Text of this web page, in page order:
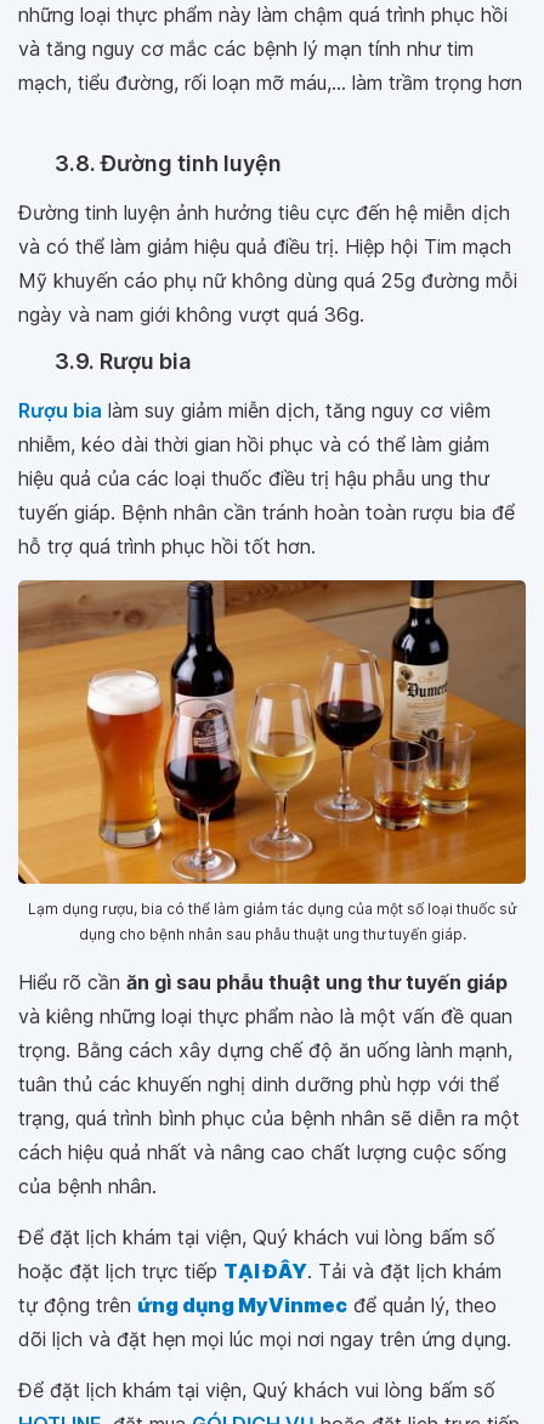
những loại thực phẩm này làm chậm quá trình phục hồi
và tăng nguy cơ mắc các bệnh lý mạn tính như tim
mạch, tiểu đường, rối loạn mỡ máu,... làm trầm trọng hơn
3.8. Đường tinh luyện
Đường tinh luyện ảnh hưởng tiêu cực đến hệ miễn dịch
và có thể làm giảm hiệu quả điều trị. Hiệp hội Tim mạch
Mỹ khuyến cáo phụ nữ không dùng quá 25g đường mỗi
ngày và nam giới không vượt quá 36g.
3.9. Rượu bia
Rượu bia làm suy giảm miễn dịch, tăng nguy cơ viêm
nhiễm, kéo dài thời gian hồi phục và có thể làm giảm
hiệu quả của các loại thuốc điều trị hậu phẫu ung thư
tuyến giáp. Bệnh nhân cần tránh hoàn toàn rượu bia để
hỗ trợ quá trình phục hồi tốt hơn.
Lạm dụng rượu, bia có thể làm giảm tác dụng của một số loại thuốc sử
dụng cho bệnh nhân sau phẫu thuật ung thư tuyến giáp.
Hiểu rõ cần ăn gì sau phẫu thuật ung thư tuyến giáp
và kiêng những loại thực phẩm nào là một vấn đề quan
trọng. Bằng cách xây dựng chế độ ăn uống lành mạnh,
tuân thủ các khuyến nghị dinh dưỡng phù hợp với thể
trạng, quá trình bình phục của bệnh nhân sẽ diễn ra một
cách hiệu quả nhất và nâng cao chất lượng cuộc sống
của bệnh nhân.
Để đặt lịch khám tại viện, Quý khách vui lòng bấm số
hoặc đặt lịch trực tiếp TẠI ĐÂY. Tải và đặt lịch khám
tự động trên ứng dụng MyVinmec để quản lý, theo
dõi lịch và đặt hẹn mọi lúc mọi nơi ngay trên ứng dụng.
Để đặt lịch khám tại viện, Quý khách vui lòng bấm số